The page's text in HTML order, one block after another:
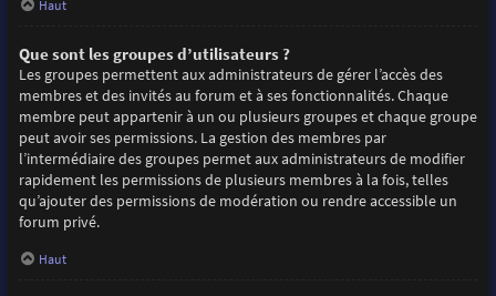
Haut
Que sont les groupes d’utilisateurs ?
Les groupes permettent aux administrateurs de gérer l’accès des
membres et des invités au forum et à ses fonctionnalités. Chaque
membre peut appartenir à un ou plusieurs groupes et chaque groupe
peut avoir ses permissions. La gestion des membres par
l’intermédiaire des groupes permet aux administrateurs de modifier
rapidement les permissions de plusieurs membres à la fois, telles
qu’ajouter des permissions de modération ou rendre accessible un
forum privé.
Haut